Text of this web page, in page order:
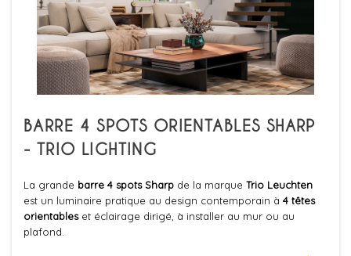
BARRE 4 SPOTS ORIENTABLES SHARP
- TRIO LIGHTING
La grande barre 4 spots Sharp de la marque Trio Leuchten
est un luminaire pratique au design contemporain à 4 têtes
orientableset éclairage dirigé, à installer au mur ou au
plafond.